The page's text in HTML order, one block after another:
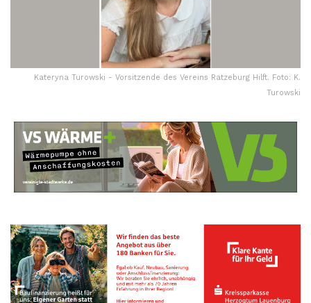
Kateryna Turowski - Vorsitzende des Vereins Ratzeburg Hilft. Foto: K.
Turowski